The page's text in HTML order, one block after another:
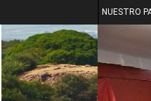
NUESTRO